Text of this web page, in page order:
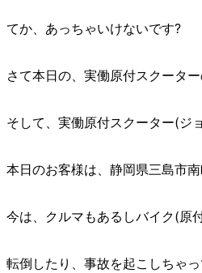
てか、あっちゃいけないです?
さて本日の、実働原付スクータ
そして、実働原付スクーター(ジ
本日のお客様は、静岡県三島市
今は、クルマもあるしバイク(原
転倒したり、事故を起こしちゃ